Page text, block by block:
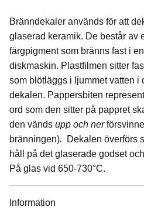
Bränndekaler används för att
glaserad keramik. De består av
färgpigment som bränns fast i
diskmaskin. Plastfilmen sitter
som blötläggs i ljummet vatten i
dekalen. Pappersbiten
ord som den sitter på pappret
den vänds upp och ner
bränningen). Dekalen överförs
håll på det glaserade godset
På glas vid 650-730°C.
Information